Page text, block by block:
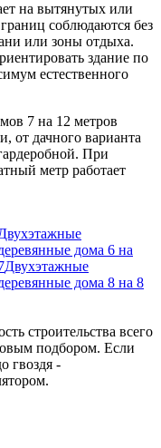
на вытянутых или
соблюдаются без
или зоны отдыха.
здание по
естественного
7 на 12 метров
от дачного варианта
При
метр работает
дома 6 на
Двухэтажные
дома 8 на 8
строительства всего
подбором. Если
гвоздя -